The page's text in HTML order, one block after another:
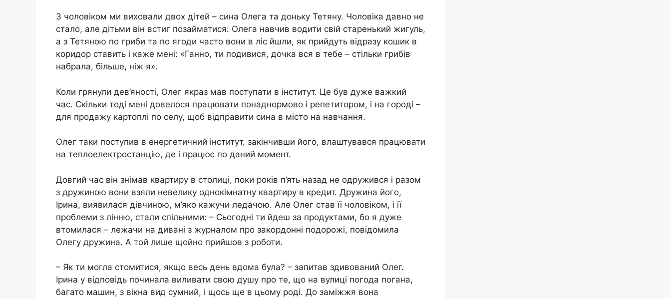
З чоловіком ми виховали двох дітей – сина Олега та доньку Тетяну. Чоловіка давно не
стало, але дітьми він встиг позайматися: Олега навчив водити свій старенький жигуль,
а з Тетяною по гриби та по ягоди часто вони в ліс йшли, як прийдуть відразу кошик в
коридор ставить і каже мені: «Ганно, ти подивися, дочка вся в тебе – стільки грибів
набрала, більше, ніж я».
Коли грянули дев’яності, Олег якраз мав поступати в інститут. Це був дуже важкий
час. Скільки тоді мені довелося працювати понаднормово і репетитором, і на городі –
для продажу картоплі по селу, щоб відправити сина в місто на навчання.
Олег таки поступив в енергетичний інститут, закінчивши його, влаштувався працювати
на теплоелектростанцію, де і працює по даний момент.
Довгий час він знімав квартиру в столиці, поки років п’ять назад не одружився і разом
з дружиною вони взяли невелику однокімнатну квартиру в кредит. Дружина його,
Ірина, виявилася дівчиною, м’яко кажучи ледачою. Але Олег став її чоловіком, і її
проблеми з лінню, стали спільними: – Сьогодні ти йдеш за продуктами, бо я дуже
втомилася – лежачи на дивані з журналом про закордонні подорожі, повідомила
Олегу дружина. А той лише щойно прийшов з роботи.
– Як ти могла стомитися, якщо весь день вдома була? – запитав здивований Олег.
Ірина у відповідь починала виливати свою душу про те, що на вулиці погода погана,
багато машин, з вікна вид сумний, і щось ще в цьому роді. До заміжжя вона